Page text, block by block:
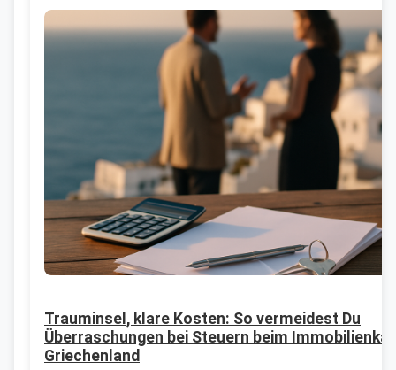
Trauminsel, klare Kosten: So vermeidest Du
Überraschungen bei Steuern beim
Griechenland